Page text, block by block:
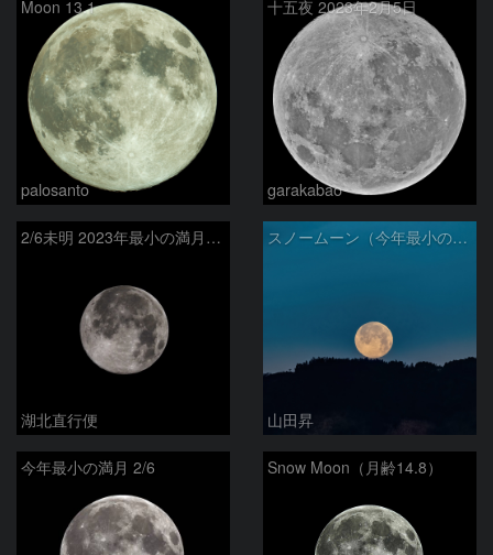
Moon 13.1
palosanto
十五夜 2023年2月5日
garakabao
2/6未明 2023年最小の満月（月齢14.9）
湖北直行便
スノームーン（今年最小の月）
山田昇
今年最小の満月 2/6 Snow Moon（月齢14.8）